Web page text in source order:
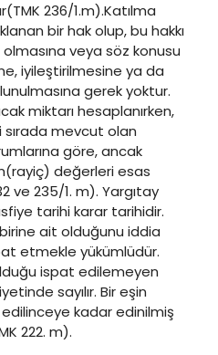
236/1.m).Katılma
bir hak olup, bu hakkı
veya söz konusu
iyileştirilmesine ya da
gerek yoktur.
miktarı hesaplanırken,
mevcut olan
göre, ancak
değerleri esas
ve 235/1. m). Yargıtay
tarihi karar tarihidir.
ait olduğunu iddia
etmekle yükümlüdür.
ispat edilemeyen
sayılır. Bir eşin
kadar edinilmiş
222. m).